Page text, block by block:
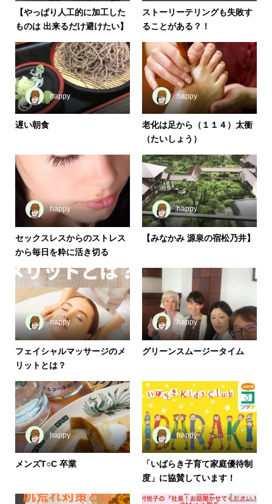
【やっぱり人工的に加工した
ものは 出来るだけ避けたい】
ストーリーテリングも失敗す
ることがある？！
happy
遅い朝食
happy
老化は足から（１１４）太衝
（たいしょう）
happy
セックスレスからのストレス
から毎日を粋に活き切る
happy
【みなかみ 源泉の宿松乃井】
happy
フェイシャルマッサージのメ
リットとは？
happy
グリーンスムージータイム
happy
メンズT○C 卒業
happy
「いばらき子育て家庭優待制
度」に協賛しています！